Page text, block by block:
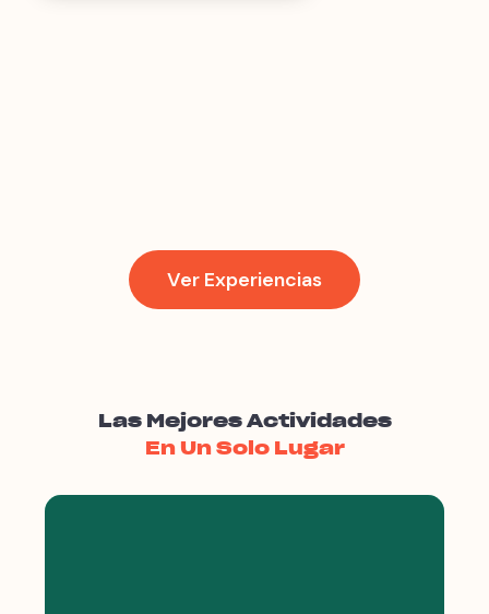
Ver Experiencias
Las Mejores Actividades
En Un Solo Lugar